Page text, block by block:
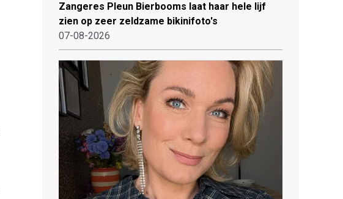
Zangeres Pleun Bierbooms laat haar hele lijf
zien op zeer zeldzame bikinifoto's
07-08-2026